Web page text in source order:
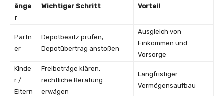
änge
r
Wichtiger Schritt Vorteil
Partn
er
Depotbesitz prüfen,
Depotübertrag anstoßen
Ausgleich von
Einkommen und
Vorsorge
Kinde
r /
Eltern
Freibeträge klären,
rechtliche Beratung
erwägen
Langfristiger
Vermögensaufbau